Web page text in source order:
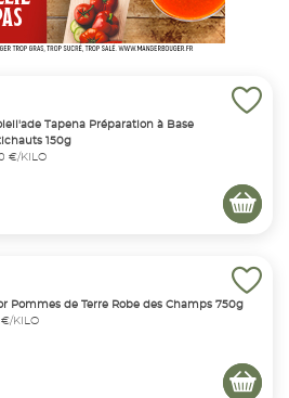
Tapena Préparation à Base
150g
€/KILO
Pommes de Terre Robe des Champs 750g
KILO